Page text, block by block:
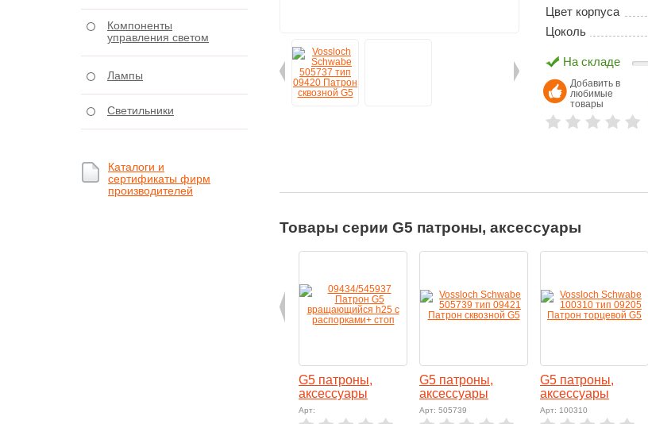
Цвет корпуса
Цоколь
На складе
Добавить в
любимые
товары
Товары серии G5 патроны, аксессуары
G5 патроны,
аксессуары
Арт:
G5 патроны,
аксессуары
Арт: 505739
G5 патроны,
аксессуары
Арт: 100310
Компоненты
управления светом
Лампы
Светильники
Каталоги и
сертификаты фирм
производителей